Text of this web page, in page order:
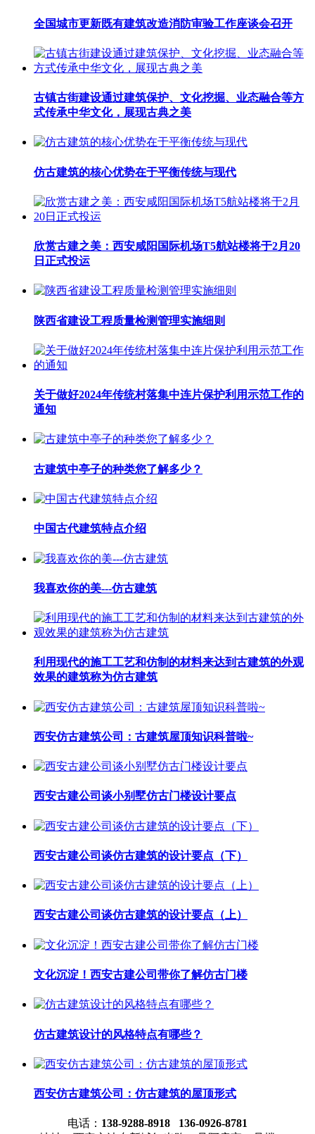
全国城市更新既有建筑改造消防审验工作座谈会召开
古镇古街建设通过建筑保护、文化挖掘、业态融合等方
式传承中华文化，展现古典之美
仿古建筑的核心优势在于平衡传统与现代
欣赏古建之美：西安咸阳国际机场T5航站楼将于2月20
日正式投运
陕西省建设工程质量检测管理实施细则
关于做好2024年传统村落集中连片保护利用示范工作的
通知
古建筑中亭子的种类您了解多少？
中国古代建筑特点介绍
我喜欢你的美---仿古建筑
利用现代的施工工艺和仿制的材料来达到古建筑的外观
效果的建筑称为仿古建筑
西安仿古建筑公司：古建筑屋顶知识科普啦~
西安古建公司谈小别墅仿古门楼设计要点
西安古建公司谈仿古建筑的设计要点（下）
西安古建公司谈仿古建筑的设计要点（上）
文化沉淀！西安古建公司带你了解仿古门楼
仿古建筑设计的风格特点有哪些？
西安仿古建筑公司：仿古建筑的屋顶形式
电话： 138-9288-8918 136-0926-8781